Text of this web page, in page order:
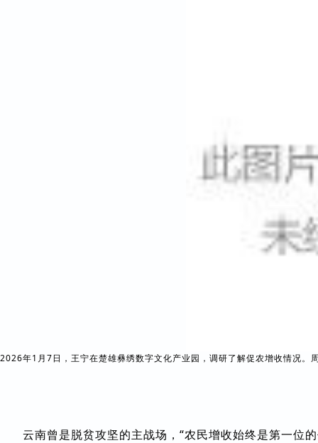
2026年1月7日，王宁在楚雄彝绣数字文化产业园，调研了解促农增收情况。
云南曾是脱贫攻坚的主战场，“农民增收始终是第一位